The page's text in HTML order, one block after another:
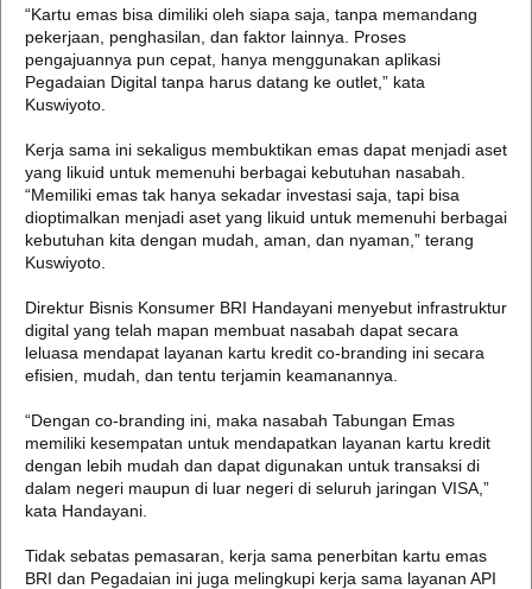
“Kartu emas bisa dimiliki oleh siapa saja, tanpa memandang
pekerjaan, penghasilan, dan faktor lainnya. Proses
pengajuannya pun cepat, hanya menggunakan aplikasi
Pegadaian Digital tanpa harus datang ke outlet,” kata
Kuswiyoto.
Kerja sama ini sekaligus membuktikan emas dapat menjadi aset
yang likuid untuk memenuhi berbagai kebutuhan nasabah.
“Memiliki emas tak hanya sekadar investasi saja, tapi bisa
dioptimalkan menjadi aset yang likuid untuk memenuhi berbagai
kebutuhan kita dengan mudah, aman, dan nyaman,” terang
Kuswiyoto.
Direktur Bisnis Konsumer BRI Handayani menyebut infrastruktur
digital yang telah mapan membuat nasabah dapat secara
leluasa mendapat layanan kartu kredit co-branding ini secara
efisien, mudah, dan tentu terjamin keamanannya.
“Dengan co-branding ini, maka nasabah Tabungan Emas
memiliki kesempatan untuk mendapatkan layanan kartu kredit
dengan lebih mudah dan dapat digunakan untuk transaksi di
dalam negeri maupun di luar negeri di seluruh jaringan VISA,”
kata Handayani.
Tidak sebatas pemasaran, kerja sama penerbitan kartu emas
BRI dan Pegadaian ini juga melingkupi kerja sama layanan API